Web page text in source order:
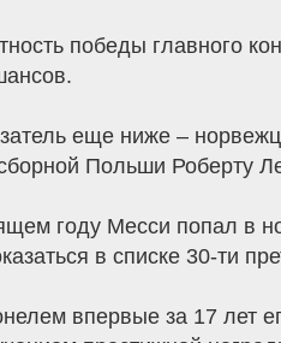
победы главного
еще ниже –
Польши Роберту
году Месси попал в
в списке 30-ти
впервые за 17 лет